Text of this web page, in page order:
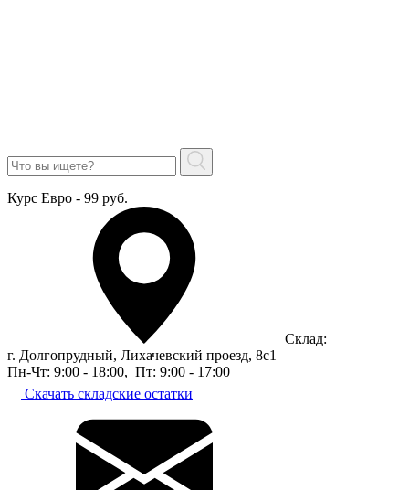
Курс Евро - 99 руб.
Склад:
г. Долгопрудный, Лихачевский проезд, 8c1
Пн-Чт: 9:00 - 18:00, Пт: 9:00 - 17:00
Скачать складские остатки